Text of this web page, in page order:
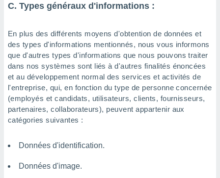
C. Types généraux d'informations :
En plus des différents moyens d'obtention de données et
des types d'informations mentionnés, nous vous informons
que d'autres types d'informations que nous pouvons traiter
dans nos systèmes sont liés à d'autres finalités énoncées
et au développement normal des services et activités de
l'entreprise, qui, en fonction du type de personne concernée
(employés et candidats, utilisateurs, clients, fournisseurs,
partenaires, collaborateurs), peuvent appartenir aux
catégories suivantes :
Données d'identification.
Données d'image.